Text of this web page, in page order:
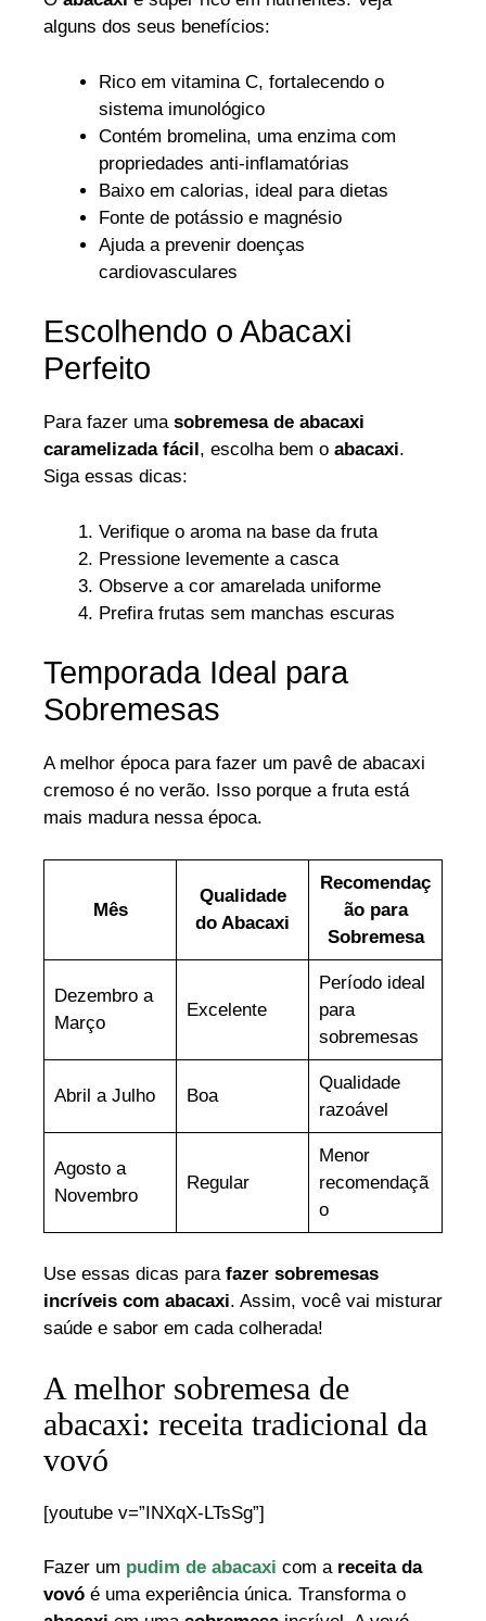
alguns dos seus benefícios:
Rico em vitamina C, fortalecendo o
sistema imunológico
Contém bromelina, uma enzima com
propriedades anti-inflamatórias
Baixo em calorias, ideal para dietas
Fonte de potássio e magnésio
Ajuda a prevenir doenças
cardiovasculares
Escolhendo o Abacaxi
Perfeito
Para fazer uma sobremesa de abacaxi
caramelizada fácil , escolha bem o abacaxi.
Siga essas dicas:
Verifique o aroma na base da fruta
Pressione levemente a casca
Observe a cor amarelada uniforme
Prefira frutas sem manchas escuras
Temporada Ideal para
Sobremesas
A melhor época para fazer um pavê de abacaxi
cremoso é no verão. Isso porque a fruta está
mais madura nessa época.
Mês
Qualidade
do Abacaxi
Recomendaç
ão para
Sobremesa
Dezembro a
Março
Excelente
Período ideal
para
sobremesas
Abril a Julho Boa
Qualidade
razoável
Agosto a
Novembro
Regular
Menor
recomendaçã
o
Use essas dicas para fazer sobremesas
incríveis com abacaxi. Assim, você vai misturar
saúde e sabor em cada colherada!
A melhor sobremesa de
abacaxi: receita tradicional da
vovó
[youtube v=”INXqX-LTsSg”]
Fazer um pudim de abacaxi com a receita da
vovó é uma experiência única. Transforma o